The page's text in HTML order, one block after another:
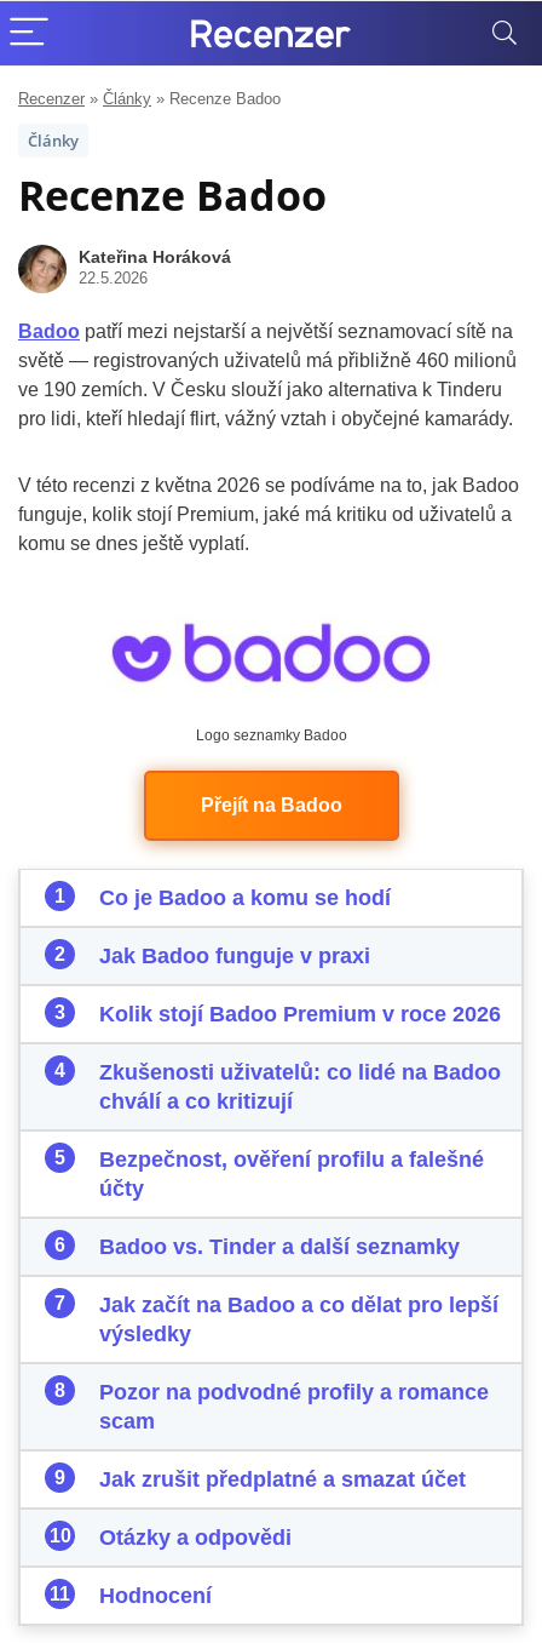
Recenzer » Články » Recenze Badoo
Články
Recenze Badoo
Kateřina Horáková
22.5.2026
Badoo patří mezi nejstarší a největší seznamovací sítě na
světě — registrovaných uživatelů má přibližně 460 milionů
ve 190 zemích. V Česku slouží jako alternativa k Tinderu
pro lidi, kteří hledají flirt, vážný vztah i obyčejné kamarády.
V této recenzi z května 2026 se podíváme na to, jak Badoo
funguje, kolik stojí Premium, jaké má kritiku od uživatelů a
komu se dnes ještě vyplatí.
Logo seznamky Badoo
Přejít na Badoo
Co je Badoo a komu se hodí
Jak Badoo funguje v praxi
Kolik stojí Badoo Premium v roce 2026
Zkušenosti uživatelů: co lidé na Badoo
chválí a co kritizují
Bezpečnost, ověření profilu a falešné
účty
Badoo vs. Tinder a další seznamky
Jak začít na Badoo a co dělat pro lepší
výsledky
Pozor na podvodné profily a romance
scam
Jak zrušit předplatné a smazat účet
Otázky a odpovědi
Hodnocení